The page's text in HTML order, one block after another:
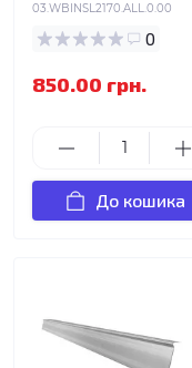
03.WBINSL2170.ALL.0.00
0
850.00 грн.
До кошика